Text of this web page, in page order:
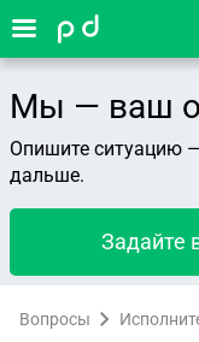
Мы — ваш
Опишите ситуацию
дальше.
Задайте
Вопросы